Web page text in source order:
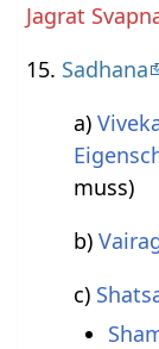
Jagrat
15. Sadhana
a)
muss)
b)
c)